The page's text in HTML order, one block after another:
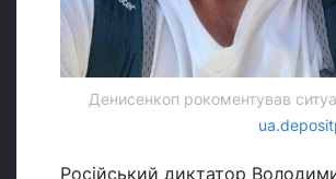
Денисенкоп рокоментував
Російський диктатор